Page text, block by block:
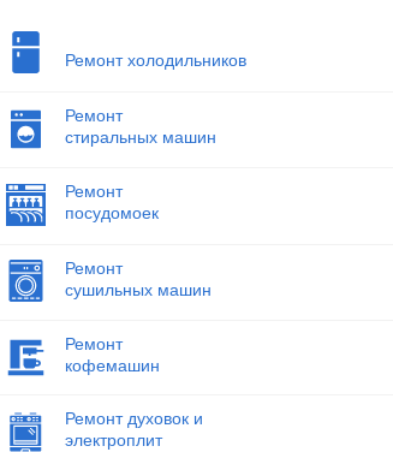
Ремонт холодильников
Ремонт
стиральных машин
Ремонт
посудомоек
Ремонт
сушильных машин
Ремонт
кофемашин
Ремонт духовок и
электроплит